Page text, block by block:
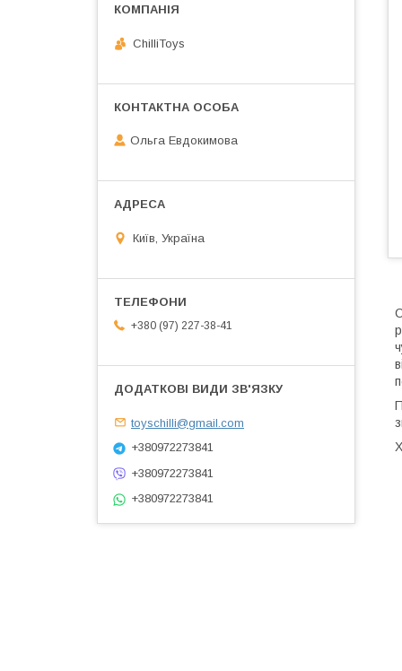
ChilliToys
Ольга Евдокимова
Київ, Україна
+380 (97) 227-38-41
toyschilli@gmail.com
+380972273841
+380972273841
+380972273841